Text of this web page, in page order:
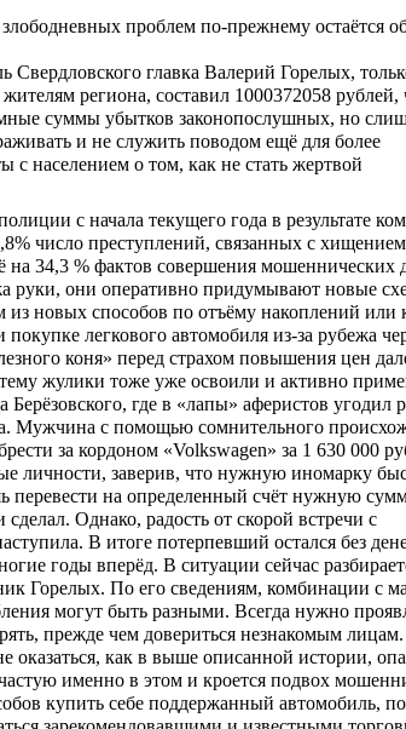
проблем по-прежнему остаётся
главка Валерий Горелых,
региона, составил 1000372058 рублей,
суммы убытков законопослушных, но
и не служить поводом ещё для более
с населением о том, как не стать жертвой
с начала текущего года в результате
число преступлений, связанных с
на 34,3 % фактов совершения мошеннических
руки, они оперативно придумывают новые
новых способов по отъёму накоплений или
легкового автомобиля из-за рубежа
коня» перед страхом повышения цен
тему жулики тоже уже освоили и активно
где в «лапы» аферистов угодил
Мужчина с помощью сомнительного
за кордоном «Volkswagen» за 1 630 000
личности, заверив, что нужную иномарку
перевести на определенный счёт нужную
Однако, радость от скорой встречи с
В итоге потерпевший остался без
годы вперёд. В ситуации сейчас
Горелых. По его сведениям, комбинации с
могут быть разными. Всегда нужно
прежде чем довериться незнакомым
оказаться, как в выше описанной истории,
именно в этом и кроется подвох
купить себе поддержанный автомобиль,